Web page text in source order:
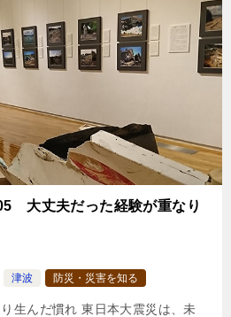
大丈夫だった経験が重なり
津波 防災・災害を知る
生んだ慣れ 東⽇本⼤震災は、未